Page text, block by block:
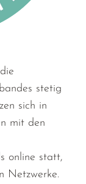
stetig
sich in
mit den
online statt,
Netzwerke.